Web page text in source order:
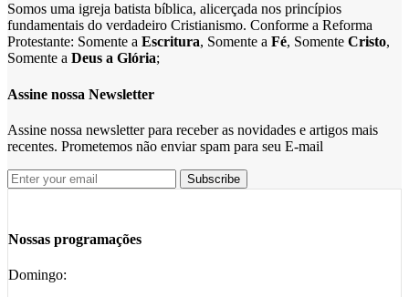
Somos uma igreja batista bíblica, alicerçada nos princípios
fundamentais do verdadeiro Cristianismo. Conforme a Reforma
Protestante: Somente a Escritura, Somente a Fé, Somente Cristo,
Somente a Deus a Glória;
Assine nossa Newsletter
Assine nossa newsletter para receber as novidades e artigos mais
recentes. Prometemos não enviar spam para seu E-mail
Nossas programações
Domingo: